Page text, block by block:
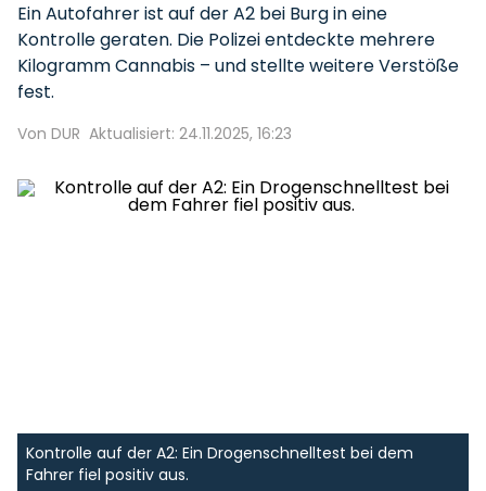
Ein Autofahrer ist auf der A2 bei Burg in eine
Kontrolle geraten. Die Polizei entdeckte mehrere
Kilogramm Cannabis – und stellte weitere Verstöße
fest.
Von DUR Aktualisiert: 24.11.2025, 16:23
Kontrolle auf der A2: Ein Drogenschnelltest bei dem
Fahrer fiel positiv aus.